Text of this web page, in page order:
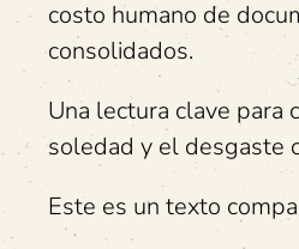
costo humano de
consolidados.
Una lectura clave para
soledad y el desgaste
Este es un texto